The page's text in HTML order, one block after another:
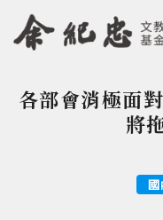
Jump
您在這裡
各部會消極面
將
國